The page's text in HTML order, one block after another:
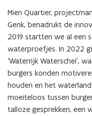
Mien Quartier,
Genk, benadrukt de
2019 startten we al een
waterproefjes. In 2022
‘Waterrijk Waterschei’,
burgers konden
houden en het
moeiteloos tussen
talloze gesprekken, een